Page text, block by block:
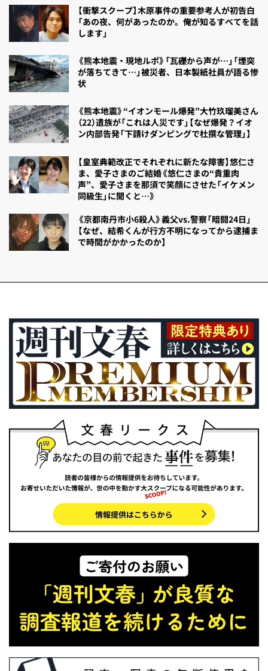
【衝撃スクープ】木原事件の重要参考人が初告白
「あの夜、何があったのか。俺が知るすべてを話
します」
《熊本地震・現地ルポ》「瓦礫から声が…」「煙突
が落ちてきて…」被災者、日本製紙社員が語る惨
状
《熊本地震》“イオンモール爆発”大竹玖瑠美さん
（22）遺族が「これは人災です」【なぜ爆発？イオ
ン内部告発「下請けダンピングで杜撰な管理」】
【皇室典範改正でそれぞれに新たな障害】悠仁さ
ま、愛子さまのご結婚《悠仁さまの“貴重肉
声”、愛子さまを那須で笑顔にさせた「イケメン
同級生」に聞くと…》
《京都南丹市小6殺人》義父vs.警察「暗闘24日」
【なぜ、結希くんが行方不明になってから逮捕ま
で時間がかかったのか】